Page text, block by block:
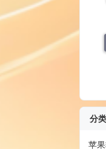
分类
苹